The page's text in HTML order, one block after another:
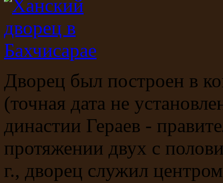
Дворец был построен в
(точная дата не
династии Гераев -
протяжении двух с
г., дворец служил